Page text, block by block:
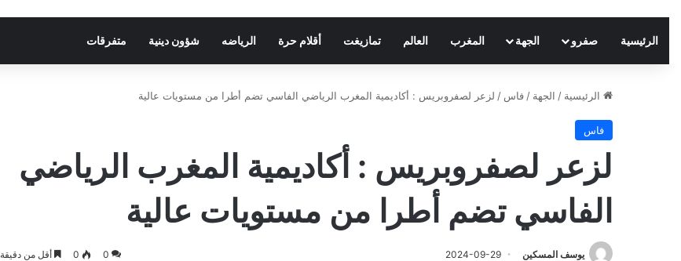
الرئيسية صفرو الجهة المغرب العالم تمازيغت أقلام حرة الرياضه شؤون دينية متفرقات
الرئيسية / الجهة / فاس / لزعر لصفروبريس : أكاديمية المغرب الرياضي الفاسي تضم أطرا من مستويات عالية
فاس
لزعر لصفروبريس : أكاديمية المغرب الرياضي
الفاسي تضم أطرا من مستويات عالية
يوسف المسكين 2024-09-29
0
0 أقل من دقيقة